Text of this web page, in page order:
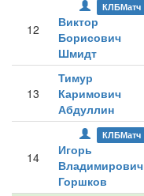
12
КЛБМатч
Виктор
Борисович
Шмидт
13
Тимур
Каримович
Абдуллин
14
КЛБМатч
Игорь
Владимирович
Горшков